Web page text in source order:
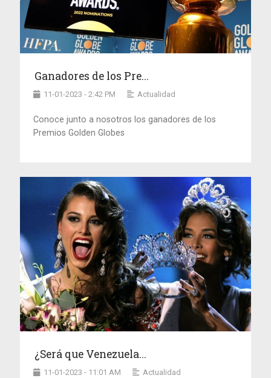
Ganadores de los Pre...
11-01-2023 - 2:42 PM Actualidad
Conoce junto a nosotros los ganadores de los
Premios Golden Globes
¿Será que Venezuela...
11-01-2023 - 11:01 AM Actualidad